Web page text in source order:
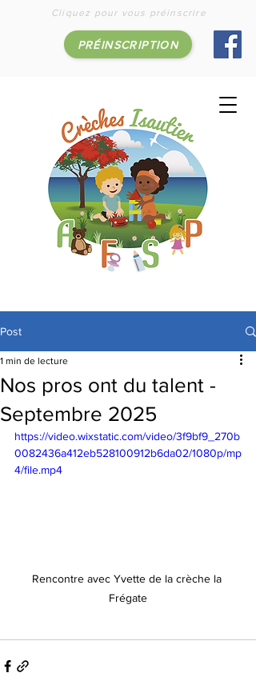
Cliquez pour vous préinscrire
PRÉINSCRIPTION
Post
Nos pros ont du talent -
Septembre 2025
1 min de lecture
https://video.wixstatic.com/video/3f9bf9_270b
0082436a412eb528100912b6da02/1080p/mp
4/file.mp4
Rencontre avec Yvette de la crèche la
Frégate